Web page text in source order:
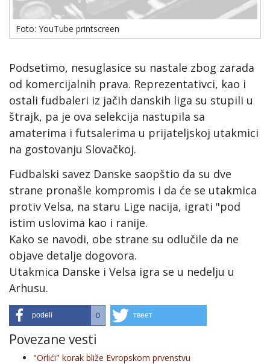
Foto: YouTube printscreen
Podsetimo, nesuglasice su nastale zbog zarada
od komercijalnih prava. Reprezentativci, kao i
ostali fudbaleri iz jačih danskih liga su stupili u
štrajk, pa je ova selekcija nastupila sa
amaterima i futsalerima u prijateljskoj utakmici
na gostovanju Slovačkoj.
Fudbalski savez Danske saopštio da su dve
strane pronašle kompromis i da će se utakmica
protiv Velsa, na staru Lige nacija, igrati "pod
istim uslovima kao i ranije.
Kako se navodi, obe strane su odlučile da ne
objave detalje dogovora.
Utakmica Danske i Velsa igra se u nedelju u
Arhusu.
podeli 0 твеет
Povezane vesti
"Orlići" korak bliže Evropskom prvenstvu